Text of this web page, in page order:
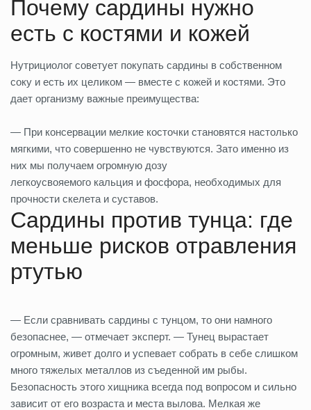
Почему сардины нужно
есть с костями и кожей
Нутрициолог советует покупать сардины в собственном
соку и есть их целиком — вместе с кожей и костями. Это
дает организму важные преимущества:
— При консервации мелкие косточки становятся настолько
мягкими, что совершенно не чувствуются. Зато именно из
них мы получаем огромную дозу
легкоусвояемого кальция и фосфора, необходимых для
прочности скелета и суставов.
Сардины против тунца: где
меньше рисков отравления
ртутью
— Если сравнивать сардины с тунцом, то они намного
безопаснее, — отмечает эксперт. — Тунец вырастает
огромным, живет долго и успевает собрать в себе слишком
много тяжелых металлов из съеденной им рыбы.
Безопасность этого хищника всегда под вопросом и сильно
зависит от его возраста и места вылова. Мелкая же